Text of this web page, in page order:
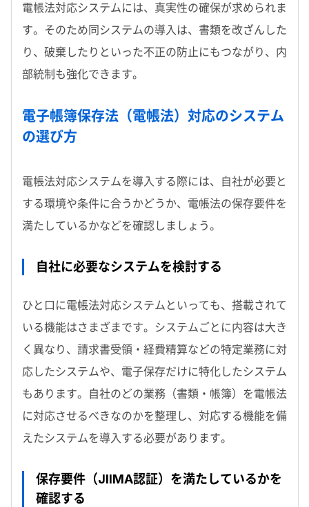
電帳法対応システムには、真実性の確保が求められま
す。そのため同システムの導入は、書類を改ざんした
り、破棄したりといった不正の防止にもつながり、内
部統制も強化できます。
電子帳簿保存法（電帳法）対応のシステム
の選び方
電帳法対応システムを導入する際には、自社が必要と
する環境や条件に合うかどうか、電帳法の保存要件を
満たしているかなどを確認しましょう。
自社に必要なシステムを検討する
ひと口に電帳法対応システムといっても、搭載されて
いる機能はさまざまです。システムごとに内容は大き
く異なり、請求書受領・経費精算などの特定業務に対
応したシステムや、電子保存だけに特化したシステム
もあります。自社のどの業務（書類・帳簿）を電帳法
に対応させるべきなのかを整理し、対応する機能を備
えたシステムを導入する必要があります。
保存要件（JIIMA認証）を満たしているかを
確認する